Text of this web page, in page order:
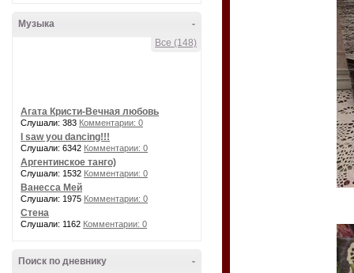
-
Музыка
Все (148)
Агата Кристи-Вечная любовь
Слушали: 383 Комментарии: 0
I saw you dancing!!!
Слушали: 6342 Комментарии: 0
Аргентинское танго)
Слушали: 1532 Комментарии: 0
Ванесса Мей
Слушали: 1975 Комментарии: 0
Стена
Слушали: 1162 Комментарии: 0
-
Поиск по дневнику